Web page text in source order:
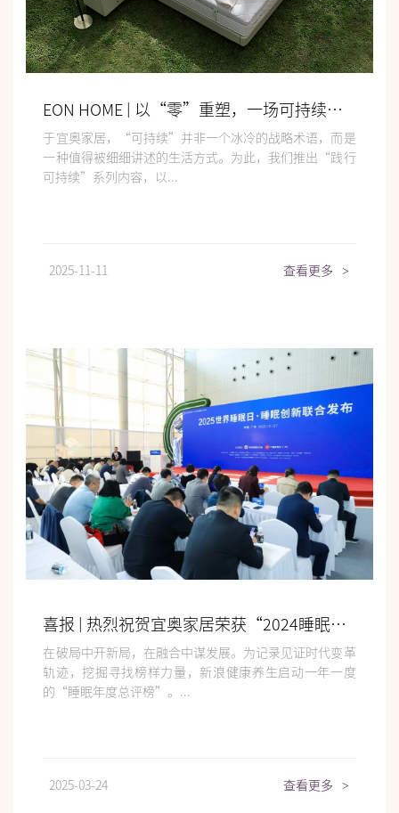
EON HOME | 以“零”重塑，一场可持续生活的空间变革
于宜奥家居，“可持续”并非一个冰冷的战略术语，而是
一种值得被细细讲述的生活方式。为此，我们推出“践行
可持续”系列内容，以...
2025-11-11 查看更多 >
喜报 | 热烈祝贺宜奥家居荣获“2024​睡眠产业制造交付标杆企业”荣誉
在破局中开新局，在融合中谋发展。为记录见证时代变革
轨迹，挖掘寻找榜样力量，新浪健康养生启动一年一度
的“睡眠年度总评榜”。...
2025-03-24 查看更多 >